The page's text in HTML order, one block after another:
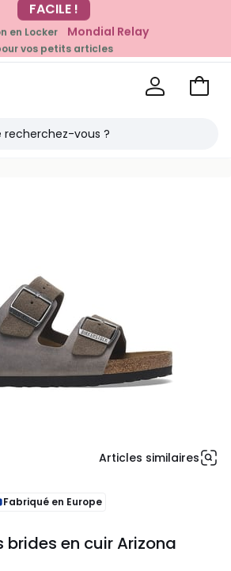
-20% dès 39€*
sur la mode
en Locker Mondial Relay
vos petits articles
Voir
Articles similaires
Fabriqué en Europe
brides en cuir Arizona